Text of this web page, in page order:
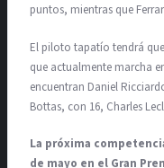
puntos, mientras que
El piloto tapatío tendrá
que actualmente marcha
encuentran Daniel
Bottas, con 16, Charles
La próxima
de mayo en el Gran